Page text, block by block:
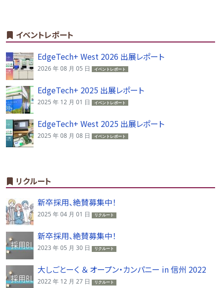
イベントレポート
EdgeTech+ West 2026 出展レポート
2026 年 08 月 05 日 イベントレポート
EdgeTech+ 2025 出展レポート
2025 年 12 月 01 日 イベントレポート
EdgeTech+ West 2025 出展レポート
2025 年 08 月 08 日 イベントレポート
リクルート
新卒採用、絶賛募集中！
2025 年 04 月 01 日 リクルート
新卒採用、絶賛募集中！
2023 年 05 月 30 日 リクルート
大しごとーく ＆ オープン・カンパニー in 信州 2022
2022 年 12 月 27 日 リクルート